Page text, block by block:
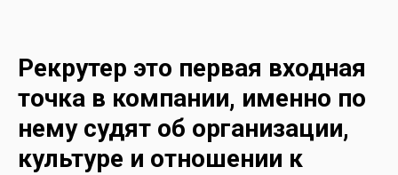
Рекрутер это первая входная
точка в компании, именно по
нему судят об организации,
культуре и отношении к